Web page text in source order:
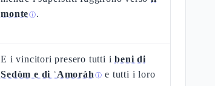
monteⓘ.
E i vincitori presero tutti ibeni di
Sedòm e di ʿAmoràh ⓘ e tutti i loro